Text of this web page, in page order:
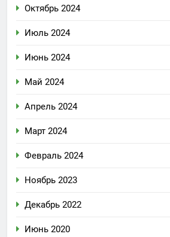
Октябрь 2024
Июль 2024
Июнь 2024
Май 2024
Апрель 2024
Март 2024
Февраль 2024
Ноябрь 2023
Декабрь 2022
Июнь 2020